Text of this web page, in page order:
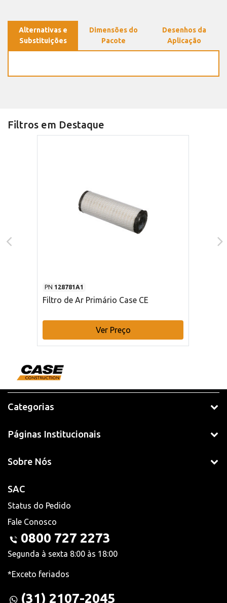
Alternativas e
Substituições
Dimensões do
Pacote
Desenhos da
Aplicação
Filtros em Destaque
PN 128781A1
Filtro de Ar Primário Case CE
Ver Preço
Categorias
Páginas Institucionais
Sobre Nós
SAC
Status do Pedido
Fale Conosco
0800 727 2273
Segunda à sexta 8:00 às 18:00
*Exceto feriados
(31) 2107-2045